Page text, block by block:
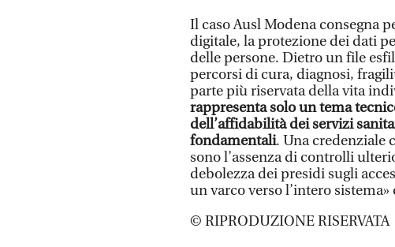
Il caso Ausl Modena consegna
digitale, la protezione dei dati
delle persone. Dietro un file
percorsi di cura, diagnosi,
parte più riservata della vita
rappresenta solo un tema
dell’affidabilità dei servizi
fondamentali. Una credenziale
sono l’assenza di controlli
debolezza dei presidi sugli
un varco verso l’intero
© RIPRODUZIONE RISERVATA